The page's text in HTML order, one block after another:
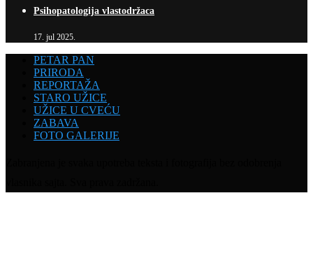
Psihopatologija vlastodržaca
17. jul 2025.
PETAR PAN
PRIRODA
REPORTAŽA
STARO UŽICE
UŽICE U CVEĆU
ZABAVA
FOTO GALERIJE